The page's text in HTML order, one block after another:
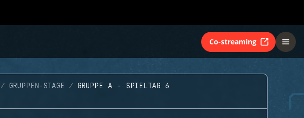
Co-streaming
GRUPPEN-STAGE GRUPPE A - SPIELTAG 6